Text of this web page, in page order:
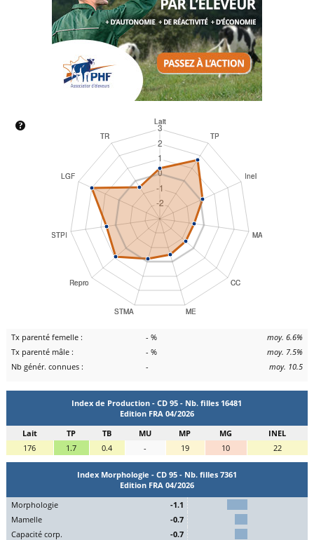
Tx parenté femelle : - %
moy. 6.6%
Tx parenté mâle :
- %
moy. 7.5%
Nb génér. connues :
- moy. 10.5
Index de Production - CD 95 - Nb. filles 16481
Edition FRA 04/2026
Lait
TP TB MU MP MG
INEL
176
1.7 0.4 - 19 10 22
Index Morphologie - CD 95 - Nb. filles 7361
Edition FRA 04/2026
Morphologie
-1.1
Mamelle
-0.7
Capacité corp.
-0.7